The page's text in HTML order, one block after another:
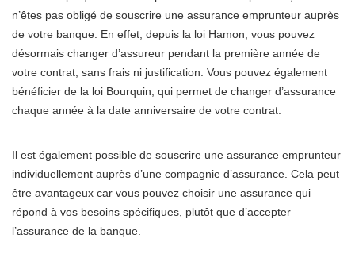
n’êtes pas obligé de souscrire une assurance emprunteur auprès
de votre banque. En effet, depuis la loi Hamon, vous pouvez
désormais changer d’assureur pendant la première année de
votre contrat, sans frais ni justification. Vous pouvez également
bénéficier de la loi Bourquin, qui permet de changer d’assurance
chaque année à la date anniversaire de votre contrat.
Il est également possible de souscrire une assurance emprunteur
individuellement auprès d’une compagnie d’assurance. Cela peut
être avantageux car vous pouvez choisir une assurance qui
répond à vos besoins spécifiques, plutôt que d’accepter
l’assurance de la banque.